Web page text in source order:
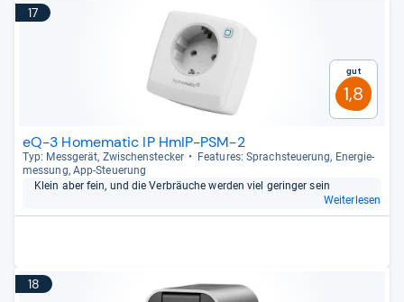
17
Gut
1,8
eQ-3 Homematic IP HmIP-PSM-2
Typ: Mess­ge­rät, Zwi­schen­ste­cker
Fea­tu­res: Sprach­steue­rung, Ener­gie­
mes­sung, App-​Steue­rung
Klein aber fein, und die Ver­bräu­che wer­den viel gerin­ger sein
Weiterlesen
18